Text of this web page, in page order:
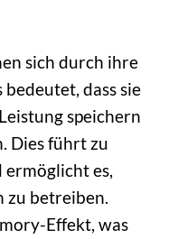
sich durch ihre
dass sie
speichern
Dies führt zu
es,
zu betreiben.
Effekt, was